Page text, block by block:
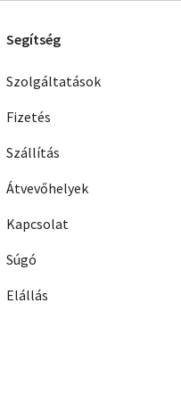
Segítség
Szolgáltatások
Fizetés
Szállítás
Átvevőhelyek
Kapcsolat
Súgó
Elállás